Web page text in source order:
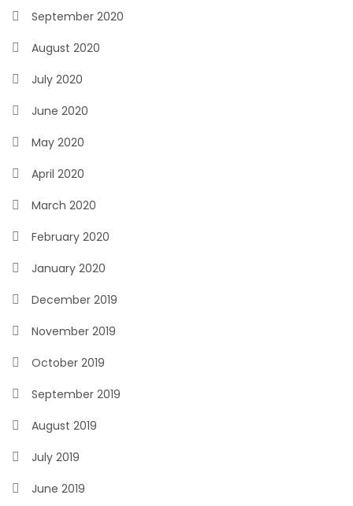
September 2020
August 2020
July 2020
June 2020
May 2020
April 2020
March 2020
February 2020
January 2020
December 2019
November 2019
October 2019
September 2019
August 2019
July 2019
June 2019